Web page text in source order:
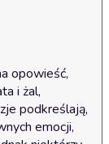
opowieść,
i żal,
podkreślają,
emocji,